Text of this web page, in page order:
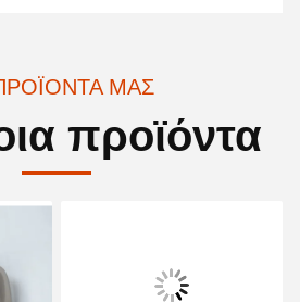
ΜΑΣ
προϊόντα